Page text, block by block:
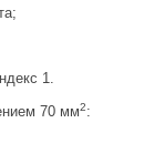
1.
70 мм2: